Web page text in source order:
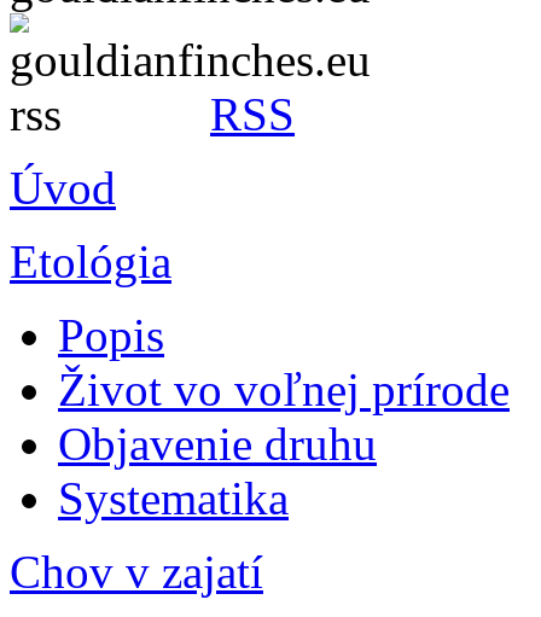
RSS
Úvod
Etológia
Popis
Život vo voľnej prírode
Objavenie druhu
Systematika
Chov v zajatí